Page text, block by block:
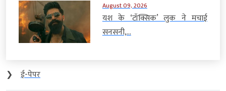
August 09, 2026
यश के ‘टॉक्सिक’ लुक ने मचाई
सनसनी,...
❯
ई-पेपर